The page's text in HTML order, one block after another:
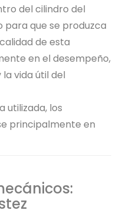
del cilindro del
que se produzca
de esta
en el desempeño,
vida útil del
utilizada, los
principalmente en